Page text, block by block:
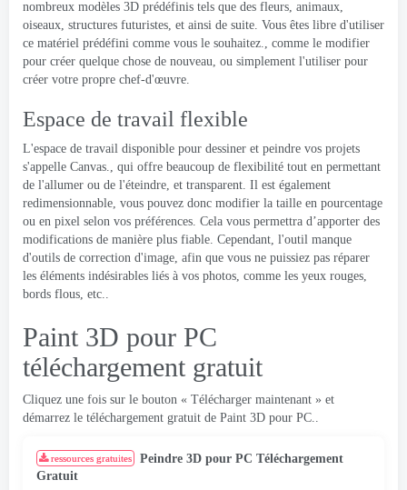
nombreux modèles 3D prédéfinis tels que des fleurs, animaux,
oiseaux, structures futuristes, et ainsi de suite. Vous êtes libre d'utiliser
ce matériel prédéfini comme vous le souhaitez., comme le modifier
pour créer quelque chose de nouveau, ou simplement l'utiliser pour
créer votre propre chef-d'œuvre.
Espace de travail flexible
L'espace de travail disponible pour dessiner et peindre vos projets
s'appelle Canvas., qui offre beaucoup de flexibilité tout en permettant
de l'allumer ou de l'éteindre, et transparent. Il est également
redimensionnable, vous pouvez donc modifier la taille en pourcentage
ou en pixel selon vos préférences. Cela vous permettra d’apporter des
modifications de manière plus fiable. Cependant, l'outil manque
d'outils de correction d'image, afin que vous ne puissiez pas réparer
les éléments indésirables liés à vos photos, comme les yeux rouges,
bords flous, etc..
Paint 3D pour PC
téléchargement gratuit
Cliquez une fois sur le bouton « Télécharger maintenant » et
démarrez le téléchargement gratuit de Paint 3D pour PC..
ressources gratuites
Peindre 3D pour PC Téléchargement
Gratuit